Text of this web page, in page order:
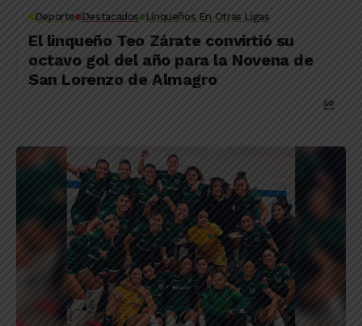
Deporte Destacados Linqueños En Otras Ligas
El linqueño Teo Zárate convirtió su
octavo gol del año para la Novena de
San Lorenzo de Almagro